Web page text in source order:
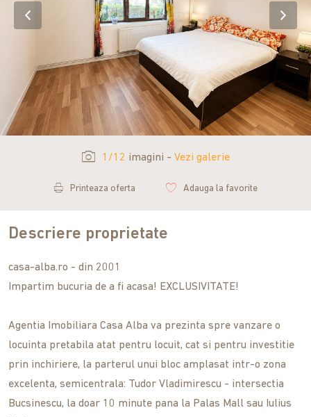
1/12 imagini - Vezi galerie
Printeaza oferta Adauga la favorite
Descriere proprietate
casa-alba.ro - din 2001
Impartim bucuria de a fi acasa! EXCLUSIVITATE!
Agentia Imobiliara Casa Alba va prezinta spre vanzare o
locuinta pretabila atat pentru locuit, cat si pentru investitie
prin inchiriere, la parterul unui bloc amplasat intr-o zona
excelenta, semicentrala: Tudor Vladimirescu - intersectia
Bucsinescu, la doar 10 minute pana la Palas Mall sau Iulius